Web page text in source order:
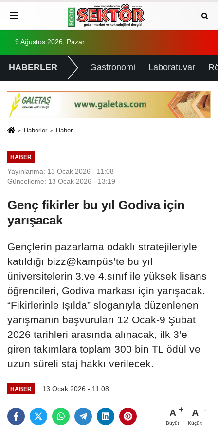
9 Ağustos 2026, Pazar
HABERLER Gastronomi Laboratuvar
Haberler Haber
HABER
Yayınlanma: 13 Ocak 2026 - 11:08
Güncelleme: 13 Ocak 2026 - 13:19
Genç fikirler bu yıl Godiva için
yarışacak
Gençlerin pazarlama odaklı stratejileriyle
katıldığı bizz@kampüs’te bu yıl
üniversitelerin 3.ve 4.sınıf ile yüksek lisans
öğrencileri, Godiva markası için yarışacak.
“Fikirlerinle Işılda” sloganıyla düzenlenen
yarışmanın başvuruları 12 Ocak-9 Şubat
2026 tarihleri arasında alınacak, ilk 3’e
giren takımlara toplam 300 bin TL ödül ve
uzun süreli staj hakkı verilecek.
HABER 13 Ocak 2026 - 11:08
A
Büyüt
A
Küçült